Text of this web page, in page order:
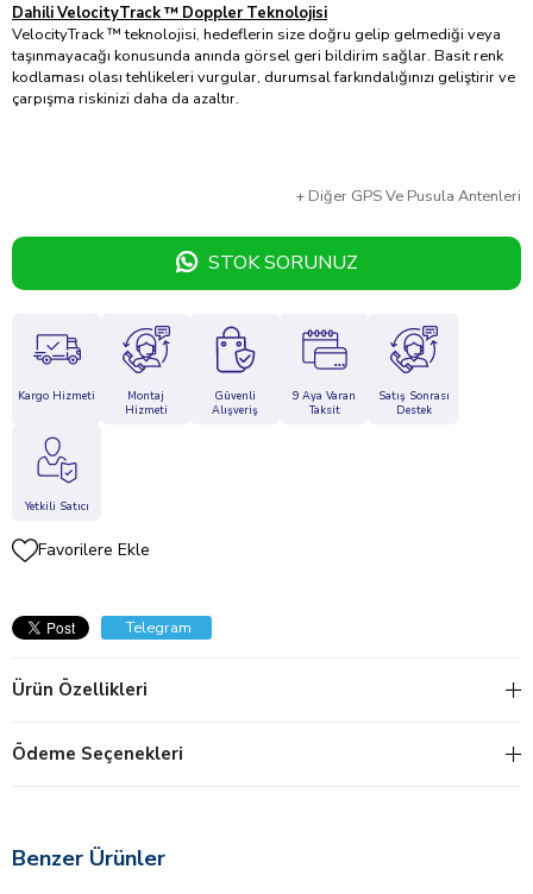
Dahili VelocityTrack ™ Doppler Teknolojisi
VelocityTrack ™ teknolojisi, hedeflerin size doğru gelip gelmediği veya
taşınmayacağı konusunda anında görsel geri bildirim sağlar. Basit renk
kodlaması olası tehlikeleri vurgular, durumsal farkındalığınızı geliştirir ve
çarpışma riskinizi daha da azaltır.
+ Diğer GPS Ve Pusula Antenleri
STOK SORUNUZ
Kargo Hizmeti
Montaj
Hizmeti
Güvenli
Alışveriş
9 Aya Varan
Taksit
Satış Sonrası
Destek
Yetkili Satıcı
Favorilere Ekle
Telegram
Ürün Özellikleri
Ödeme Seçenekleri
Benzer Ürünler